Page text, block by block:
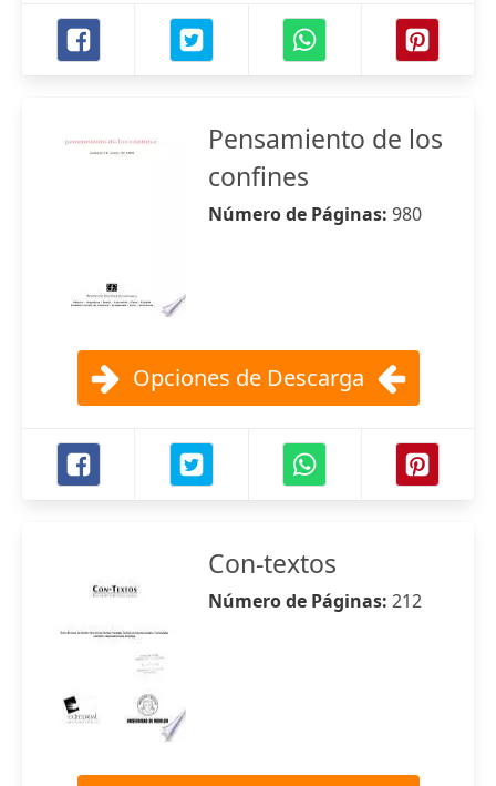
Pensamiento de los
confines
Número de Páginas: 980
Opciones de Descarga
Con-textos
Número de Páginas: 212